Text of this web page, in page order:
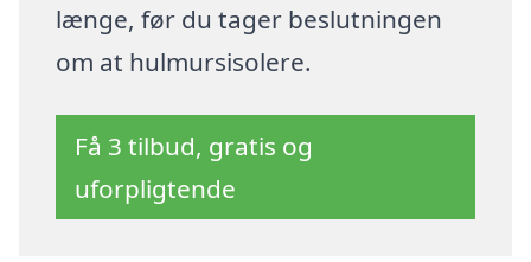
længe, før du tager beslutningen
om at hulmursisolere.
Få 3 tilbud, gratis og
uforpligtende